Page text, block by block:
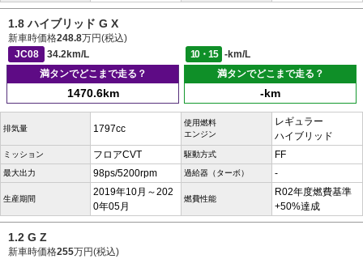
1.8 ハイブリッド G X
新車時価格248.8万円(税込)
JC08
34.2km/L 10・15
-km/L
満タンでどこまで走る？
1470.6km
満タンでどこまで走る？
-km
排気量 1797cc
使用燃料
エンジン
レギュラー
ハイブリッド
ミッション フロアCVT 駆動方式 FF
最大出力 98ps/5200rpm 過給器（ターボ） -
生産期間
2019年10月～202
0年05月
燃費性能
R02年度燃費基準
+50%達成
1.2 G Z
新車時価格255万円(税込)